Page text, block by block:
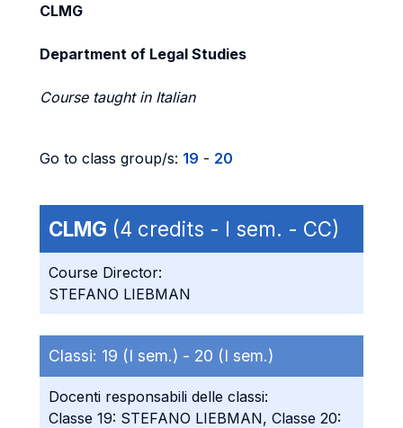
CLMG
Department of Legal Studies
Course taught in Italian
Go to class group/s: 19 - 20
CLMG (4 credits - I sem. - CC)
Course Director:
STEFANO LIEBMAN
Classi: 19 (I sem.) - 20 (I sem.)
Docenti responsabili delle classi:
Classe 19: STEFANO LIEBMAN, Classe 20: